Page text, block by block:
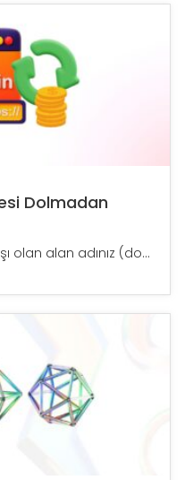
Dolmadan
olan alan adınız (do...